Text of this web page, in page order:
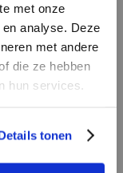
met onze
analyse. Deze
met andere
die ze hebben
hun services.
tonen